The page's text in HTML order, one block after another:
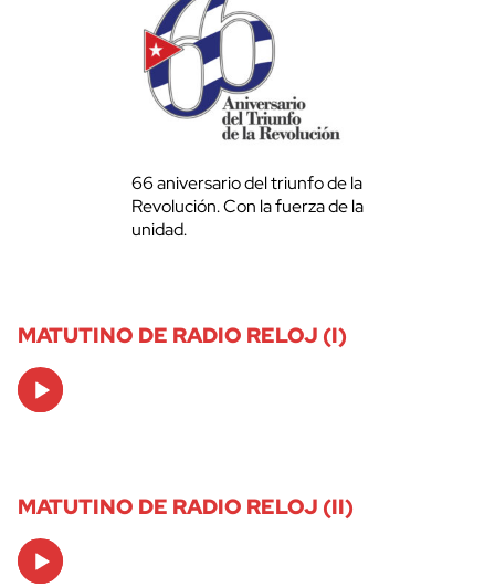
66 aniversario del triunfo de la
Revolución. Con la fuerza de la
unidad.
MATUTINO DE RADIO RELOJ (I)
Audio
Player
MATUTINO DE RADIO RELOJ (II)
Audio
Player